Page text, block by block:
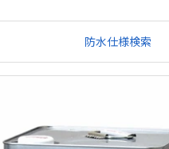
防水仕様検索